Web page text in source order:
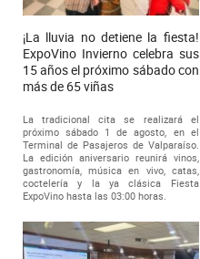
¡La lluvia no detiene la fiesta!
ExpoVino Invierno celebra sus
15 años el próximo sábado con
más de 65 viñas
La tradicional cita se realizará el
próximo sábado 1 de agosto, en el
Terminal de Pasajeros de Valparaíso.
La edición aniversario reunirá vinos,
gastronomía, música en vivo, catas,
coctelería y la ya clásica Fiesta
ExpoVino hasta las 03:00 horas.